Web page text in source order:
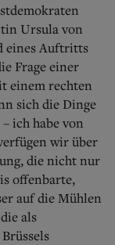
Ursula von
eines Auftritts
Frage einer
einem rechten
sich die Dinge
ich habe von
wir über
die nicht nur
offenbarte,
auf die Mühlen
als